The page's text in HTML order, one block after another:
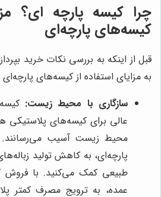
چرا کیسه پارچه ای؟
کیسه‌های پارچه‌ای
قبل از اینکه به بررسی نکات خرید
به مزایای استفاده از کیسه‌های
سازگاری با محیط زیست:
عالی برای کیسه‌های
محیط زیست آسیب می‌رسانند.
پارچه‌ای، به کاهش تولید
طبیعی کمک می‌کنید. با فروش
عمده، به ترویج مصرف کمتر